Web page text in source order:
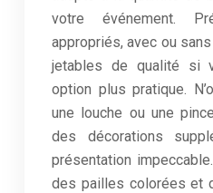
votre événement.
appropriés, avec ou
jetables de qualité si
option plus pratique.
une louche ou une
des décorations
présentation
des pailles colorées et